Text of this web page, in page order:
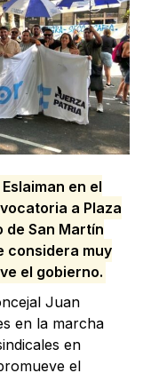
en el
a Plaza
de San Martín
considera muy
el gobierno.
Juan
en la marcha
en
el